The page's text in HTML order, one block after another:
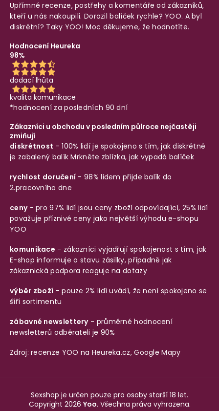
Upřímné recenze, postřehy a komentáře od zákazníků,
kteří u nás nakoupili. Dorazil balíček rychle? YOO. A byl
diskrétní? Taky YOO! Moc děkujeme, že hodnotíte.
Hodnocení Heureka
98%
dodací lhůta
kvalita komunikace
*hodnocení za posledních 90 dní
Zákazníci u obchodu v posledním půlroce nejčastěji
zmiňují
diskrétnost - 100% lidí je spokojeno s tím, jak diskrétně
je zabalený balíkMrkněte zblízka, jak vypadá balíček
rychlost doručení - 98% lidem přijde balík do
2.pracovního dne
ceny- pro 97% lidí jsou ceny zboží odpovídající, 25% lidí
považuje příznivé ceny jako největší výhodu e-shopu
YOO
komunikace - zákazníci vyjadřují spokojenost s tím, jak
E-shop informuje o stavu zásilky, případně jak
zákaznická podpora reaguje na dotazy
výběr zboží - pouze 2% lidí uvádí, že není spokojeno se
šíří sortimentu
zábavné newslettery- průměrné hodnocení
newsletterů odběrateli je 90%
Zdroj: recenze YOO na Heureka.cz,Google Mapy
Sexshop je určen pouze pro osoby starší 18 let.
Copyright 2026 Yoo. Všechna práva vyhrazena.